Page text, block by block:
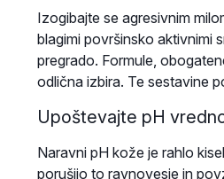
Izogibajte se agresivnim
blagimi površinsko aktivnimi
pregrado. Formule,
odlična izbira. Te sestavine
Upoštevajte pH
Naravni pH kože je rahlo
porušijo to ravnovesje in